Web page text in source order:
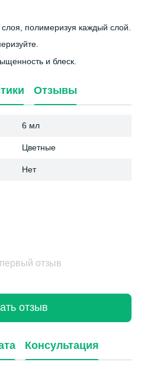
слоя, полимеризуя каждый слой.
и блеск.
Отзывы
6 мл
Цветные
Нет
отзыв
отзыв
Консультация